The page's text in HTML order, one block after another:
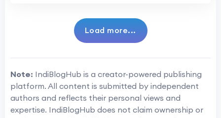
Load more...
Note: IndiBlogHub is a creator-powered publishing
platform. All content is submitted by independent
authors and reflects their personal views and
expertise. IndiBlogHub does not claim ownership or